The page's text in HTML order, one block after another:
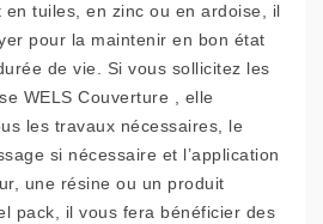
tuiles, en zinc ou en ardoise, il
pour la maintenir en bon état
de vie. Si vous sollicitez les
WELS Couverture , elle
les travaux nécessaires, le
si nécessaire et l’application
une résine ou un produit
pack, il vous fera bénéficier des